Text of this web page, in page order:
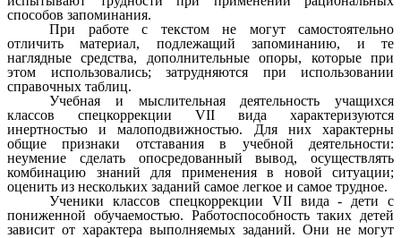
способов запоминания.
При работе с текстом не могут самостоятельно
отличить материал, подлежащий запоминанию, и те
наглядные средства, дополнительные опоры, которые при
этом использовались; затрудняются при использовании
справочных таблиц.
Учебная и мыслительная деятельность учащихся
классов спецкоррекции VII вида характеризуются
инертностью и малоподвижностью. Для них характерны
общие признаки отставания в учебной деятельности:
неумение сделать опосредованный вывод, осуществлять
комбинацию знаний для применения в новой ситуации;
оценить из нескольких заданий самое легкое и самое трудное.
Ученики классов спецкоррекции VII вида - дети с
пониженной обучаемостью. Работоспособность таких детей
зависит от характера выполняемых заданий. Они не могут